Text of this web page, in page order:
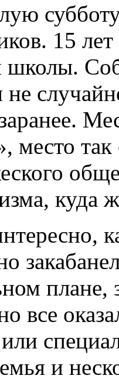
15
школы.
не
место так
куда
плане,
все
и